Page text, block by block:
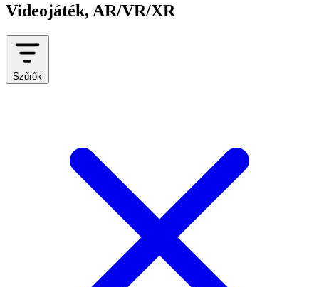
Videojáték, AR/VR/XR
Szűrők